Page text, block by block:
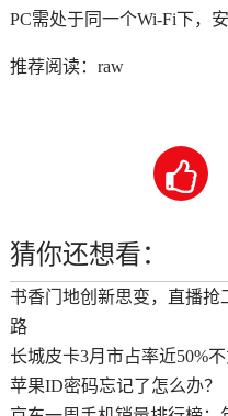
PC需处于同一个Wi-Fi下，
推荐阅读： raw

猜你还想看：
书香门地创新思变，直播
路
长城皮卡3月市占率近50%
苹果ID密码忘记了怎么办？